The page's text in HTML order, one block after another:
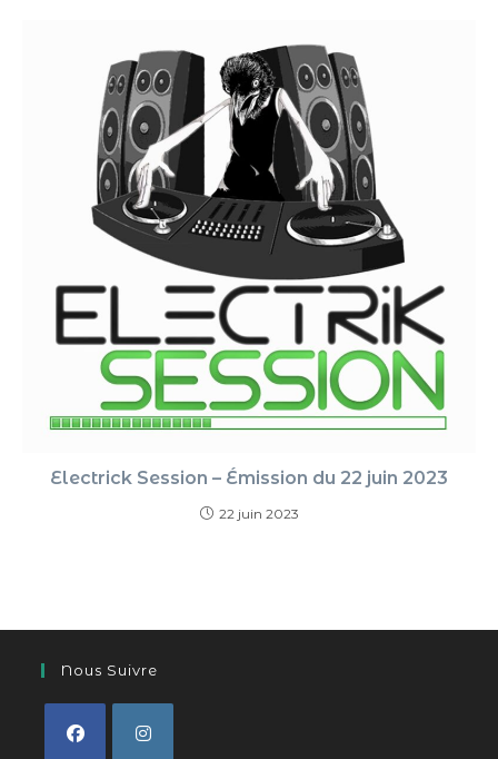
Electrick Session – Émission du 22 juin 2023
22 juin 2023
Nous Suivre